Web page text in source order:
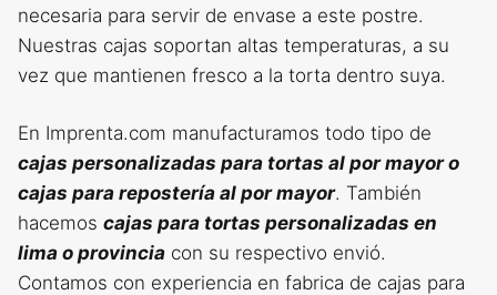
necesaria para servir de envase a este postre.
Nuestras cajas soportan altas temperaturas, a su
vez que mantienen fresco a la torta dentro suya.
En Imprenta.com manufacturamos todo tipo de
cajas personalizadas para tortas al por mayor o
cajas para repostería al por mayor. También
hacemos cajas para tortas personalizadas en
lima o provincia con su respectivo envió.
Contamos con experiencia en fabrica de cajas para